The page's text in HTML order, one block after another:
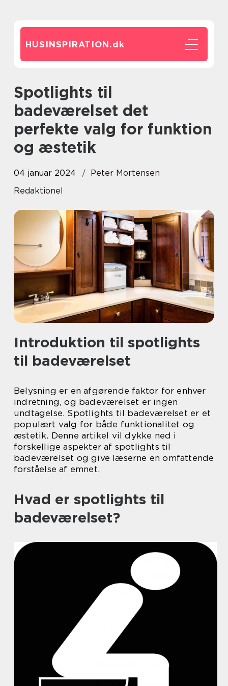
HUSINSPIRATION.dk
Spotlights til
badeværelset det
perfekte valg for funktion
og æstetik
04 januar 2024
Peter Mortensen
Redaktionel
Introduktion til spotlights
til badeværelset
Belysning er en afgørende faktor for enhver
indretning, og badeværelset er ingen
undtagelse. Spotlights til badeværelset er et
populært valg for både funktionalitet og
æstetik. Denne artikel vil dykke ned i
forskellige aspekter af spotlights til
badeværelset og give læserne en omfattende
forståelse af emnet.
Hvad er spotlights til
badeværelset?